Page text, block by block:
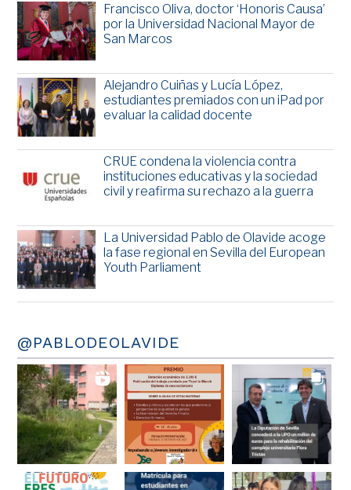
Francisco Oliva, doctor ‘Honoris Causa’
por la Universidad Nacional Mayor de
San Marcos
Alejandro Cuiñas y Lucía López,
estudiantes premiados con un iPad por
evaluar la calidad docente
CRUE condena la violencia contra
instituciones educativas y la sociedad
civil y reafirma su rechazo a la guerra
La Universidad Pablo de Olavide acoge
la fase regional en Sevilla del European
Youth Parliament
@PABLODEOLAVIDE